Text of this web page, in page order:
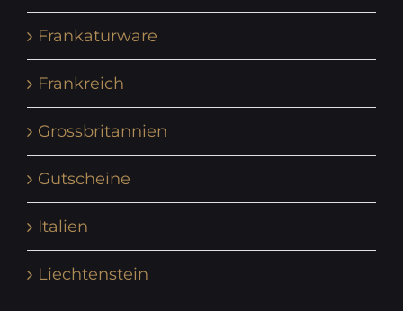
Frankaturware
Frankreich
Grossbritannien
Gutscheine
Italien
Liechtenstein